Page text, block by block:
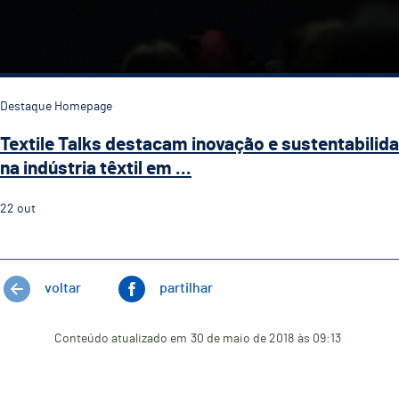
Destaque Homepage
Textile Talks destacam inovação e
na indústria têxtil em ...
22 out
voltar partilhar
Conteúdo atualizado em 30 de maio de 2018 às 09:13